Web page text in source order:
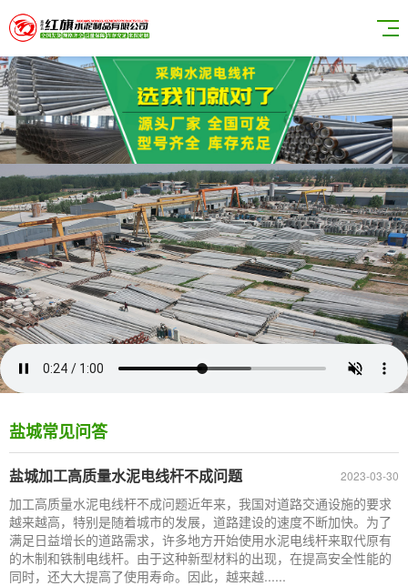
盐城常见问答
2023-03-30
盐城加工高质量水泥电线杆不成问题
加工高质量水泥电线杆不成问题近年来，我国对道路交通设施的要求
越来越高，特别是随着城市的发展，道路建设的速度不断加快。为了
满足日益增长的道路需求，许多地方开始使用水泥电线杆来取代原有
的木制和铁制电线杆。由于这种新型材料的出现，在提高安全性能的
同时，还大大提高了使用寿命。因此，越来越......